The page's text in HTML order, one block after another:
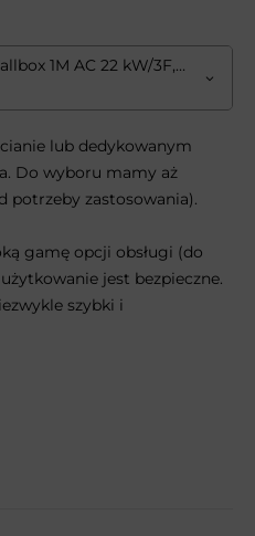
AmperGo EVA Wallbox 1M AC 22 kW/3F, gniazdo Type2, RFID
lub dedykowanym
Do wyboru mamy aż
potrzeby zastosowania).
gamę opcji obsługi (do
jest bezpieczne.
szybki i